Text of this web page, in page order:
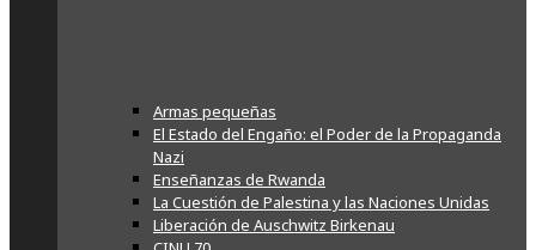
Armas pequeñas
El Estado del Engaño: el Poder de la Propaganda
Nazi
Enseñanzas de Rwanda
La Cuestión de Palestina y las Naciones Unidas
Liberación de Auschwitz Birkenau